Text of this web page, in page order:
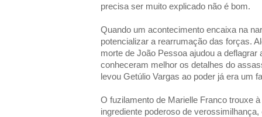
precisa ser muito explicado não é bom.
Quando um acontecimento encaixa na
potencializar a rearrumação das forças.
morte de João Pessoa ajudou a
conheceram melhor os detalhes do
levou Getúlio Vargas ao poder já era um
O fuzilamento de Marielle Franco trouxe
ingrediente poderoso de